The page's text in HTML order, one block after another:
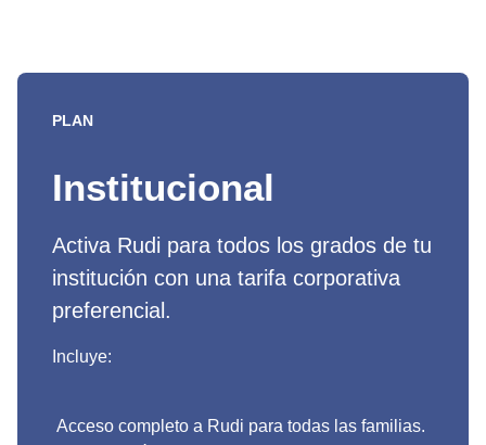
PLAN
Institucional
Activa Rudi para todos los grados de tu
institución con una tarifa corporativa
preferencial.
Incluye:
Acceso completo a Rudi para todas las familias.